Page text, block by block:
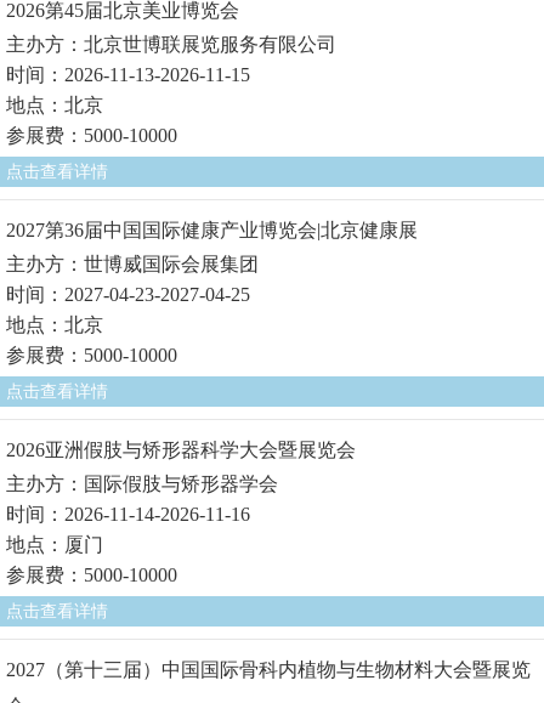
2026第45届北京美业博览会
主办方：北京世博联展览服务有限公司
时间：2026-11-13-2026-11-15
地点：北京
参展费：5000-10000
点击查看详情
2027第36届中国国际健康产业博览会|北京健康展
主办方：世博威国际会展集团
时间：2027-04-23-2027-04-25
地点：北京
参展费：5000-10000
点击查看详情
2026亚洲假肢与矫形器科学大会暨展览会
主办方：国际假肢与矫形器学会
时间：2026-11-14-2026-11-16
地点：厦门
参展费：5000-10000
点击查看详情
2027（第十三届）中国国际骨科内植物与生物材料大会暨展览